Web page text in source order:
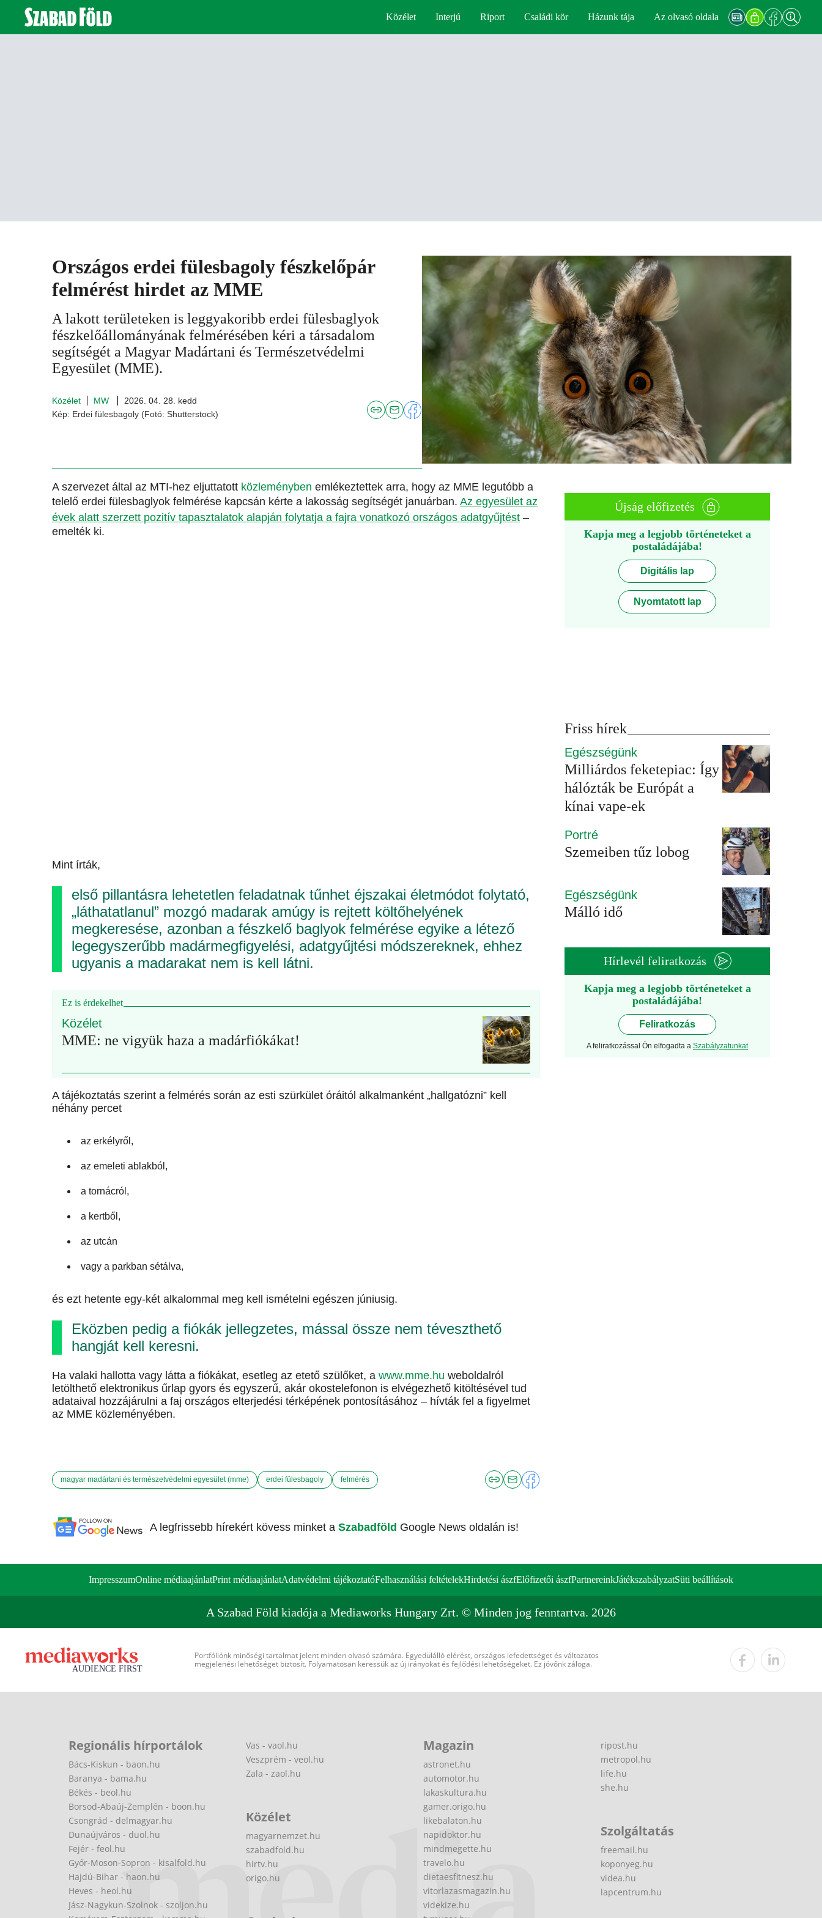
Közélet Interjú Riport Családi kör Házunk tája Az olvasó oldala
Országos erdei fülesbagoly fészkelőpár
felmérést hirdet az MME
A lakott területeken is leggyakoribb erdei fülesbaglyok
fészkelőállományának felmérésében kéri a társadalom
segítségét a Magyar Madártani és Természetvédelmi
Egyesület (MME).
Közélet MW
2026. 04. 28. kedd
Kép: Erdei fülesbagoly (Fotó: Shutterstock)
A szervezet által az MTI-hez eljuttatott közleményben emlékeztettek arra, hogy az MME legutóbb a
telelő erdei fülesbaglyok felmérése kapcsán kérte a lakosság segítségét januárban. Az egyesület az
évek alatt szerzett pozitív tapasztalatok alapján folytatja a fajra vonatkozó országos adatgyűjtést –
emelték ki.
Mint írták,
első pillantásra lehetetlen feladatnak tűnhet éjszakai életmódot folytató,
„láthatatlanul” mozgó madarak amúgy is rejtett költőhelyének
megkeresése, azonban a fészkelő baglyok felmérése egyike a létező
legegyszerűbb madármegfigyelési, adatgyűjtési módszereknek, ehhez
ugyanis a madarakat nem is kell látni.
Ez is érdekelhet
Közélet
MME: ne vigyük haza a madárfiókákat!
A tájékoztatás szerint a felmérés során az esti szürkület óráitól alkalmanként „hallgatózni” kell
néhány percet
az erkélyről,
az emeleti ablakból,
a tornácról,
a kertből,
az utcán
vagy a parkban sétálva,
és ezt hetente egy-két alkalommal meg kell ismételni egészen júniusig.
Eközben pedig a fiókák jellegzetes, mással össze nem téveszthető
hangját kell keresni.
Ha valaki hallotta vagy látta a fiókákat, esetleg az etető szülőket, a www.mme.hu weboldalról
letölthető elektronikus űrlap gyors és egyszerű, akár okostelefonon is elvégezhető kitöltésével tud
adataival hozzájárulni a faj országos elterjedési térképének pontosításához – hívták fel a figyelmet
az MME közleményében.
magyar madártani és természetvédelmi egyesület (mme) erdei fülesbagoly felmérés
A legfrissebb hírekért kövess minket a Szabadföld Google News oldalán is!
Újság előfizetés
Kapja meg a legjobb történeteket a
postaládájába!
Digitális lap
Nyomtatott lap
Friss hírek
Egészségünk
Milliárdos feketepiac: Így
hálózták be Európát a
kínai vape-ek
Portré
Szemeiben tűz lobog
Egészségünk
Málló idő
Hírlevél feliratkozás
Kapja meg a legjobb történeteket a
postaládájába!
Feliratkozás
A feliratkozással Ön elfogadta a Szabályzatunkat
ImpresszumOnline médiaajánlatPrint médiaajánlatAdatvédelmi tájékoztatóFelhasználási feltételekHirdetési ászfElőfizetői ászfPartnereinkJátékszabályzatSüti beállítások
A Szabad Föld kiadója a Mediaworks Hungary Zrt. © Minden jog fenntartva. 2026
Portfóliónk minőségi tartalmat jelent minden olvasó számára. Egyedülálló elérést, országos lefedettséget és változatos
megjelenési lehetőséget biztosít. Folyamatosan keressük az új irányokat és fejlődési lehetőségeket. Ez jövőnk záloga.
Regionális hírportálok
Bács-Kiskun - baon.hu
Baranya - bama.hu
Békés - beol.hu
Borsod-Abaúj-Zemplén - boon.hu
Csongrád - delmagyar.hu
Dunaújváros - duol.hu
Fejér - feol.hu
Győr-Moson-Sopron - kisalfold.hu
Hajdú-Bihar - haon.hu
Heves - heol.hu
Jász-Nagykun-Szolnok - szoljon.hu
Vas - vaol.hu
Veszprém - veol.hu
Zala - zaol.hu
Közélet
magyarnemzet.hu
szabadfold.hu
hirtv.hu
origo.hu
Magazin
astronet.hu
automotor.hu
lakaskultura.hu
gamer.origo.hu
likebalaton.hu
napidoktor.hu
mindmegette.hu
travelo.hu
dietaesfitnesz.hu
vitorlazasmagazin.hu
videkize.hu
ripost.hu
metropol.hu
life.hu
she.hu
Szolgáltatás
freemail.hu
koponyeg.hu
videa.hu
lapcentrum.hu